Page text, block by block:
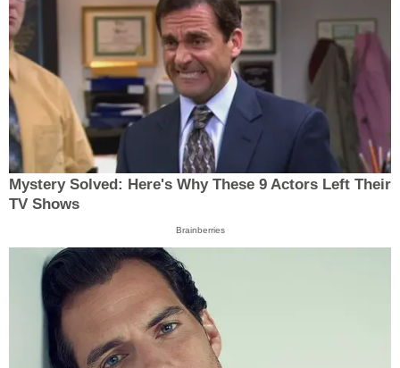
Mystery Solved: Here's Why These 9 Actors Left Their
TV Shows
Brainberries